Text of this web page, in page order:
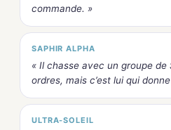
commande. »
SAPHIR ALPHA
« Il chasse avec un groupe de
ordres, mais c’est lui qui
ULTRA-SOLEIL